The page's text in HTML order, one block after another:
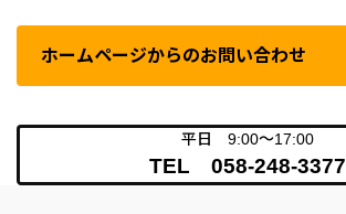
ホームページからのお問い合わせ
平日 9:00～17:00
TEL 058-248-3377